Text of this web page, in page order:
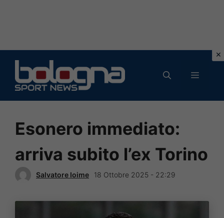
contenuto
MENU
Esonero immediato:
arriva subito l’ex Torino
Salvatore Ioime 18 Ottobre 2025 - 22:29